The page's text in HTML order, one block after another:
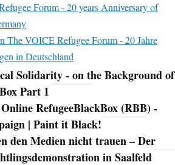
Forum - 20 years Anniversary of
The VOICE Refugee Forum - 20 Jahre
in Deutschland
Solidarity - on the Background of
Part 1
RefugeeBlackBox (RBB) -
| Paint it Black!
den Medien nicht trauen – Der
in Saalfeld